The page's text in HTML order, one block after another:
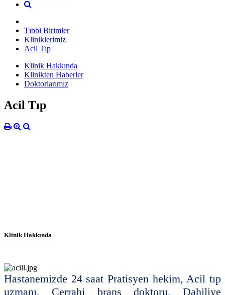
Tıbbi Birimler
Kliniklerimiz
Acil Tıp
Klinik Hakkında
Klinikten Haberler
Doktorlarımız
Acil Tıp
Klinik Hakkında
Hastanemizde 24 saat Pratisyen hekim, Acil tıp
uzmanı, Cerrahi branş doktoru, Dahiliye